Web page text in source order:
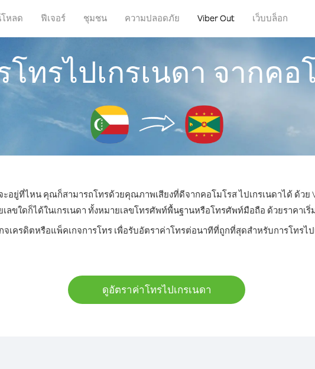
หลด ฟีเจอร์ ชุมชน ความปลอดภัย Viber Out เว็บบล็อก
โทรไปเกรเนดา จากคอ
อยู่ที่ไหน คุณก็สามารถโทรด้วยคุณภาพเสียงที่ดีจากคอโมโรส ไปเกรเนดาได้ ด้วย
ลขใดก็ได้ในเกรเนดา ทั้งหมายเลขโทรศัพท์พื้นฐานหรือโทรศัพท์มือถือ ด้วยราคาเริ่
จเครดิตหรือแพ็คเกจการโทร เพื่อรับอัตราค่าโทรต่อนาทีที่ถูกที่สุดสำหรับการโทรไป
ดูอัตราค่าโทรไปเกรเนดา